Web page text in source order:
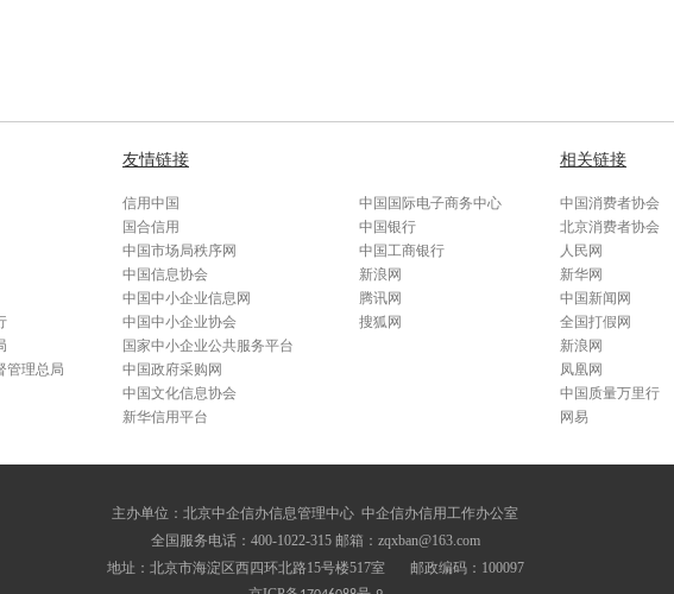
友情链接 相关链接
管理总局
信用中国
国合信用
中国市场局秩序网
中国信息协会
中国中小企业信息网
中国中小企业协会
国家中小企业公共服务平台
中国政府采购网
中国文化信息协会
新华信用平台
中国国际电子商务中心
中国银行
中国工商银行
新浪网
腾讯网
搜狐网
中国消费者协会
北京消费者协会
人民网
新华网
中国新闻网
全国打假网
新浪网
凤凰网
中国质量万里行
网易
主办单位：北京中企信办信息管理中心 中企信办信用工作办公室
全国服务电话：400-1022-315 邮箱：zqxban@163.com
地址：北京市海淀区西四环北路15号楼517室 邮政编码：100097